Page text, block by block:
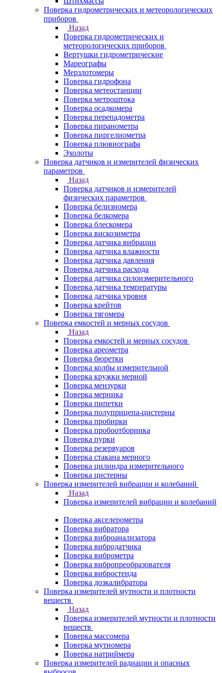
Поверка гидрометрических и метеорологических
приборов
Назад
Поверка гидрометрических и
метеорологических приборов
Вертушки гидрометрические
Мареографы
Мерзлотомеры
Поверка гидрофона
Поверка метеостанции
Поверка метроштока
Поверка осадкомера
Поверка перепадометра
Поверка пиранометра
Поверка пиргелиометра
Поверка плювиографа
Эхолоты
Поверка датчиков и измерителей физических
параметров
Назад
Поверка датчиков и измерителей
физических параметров
Поверка белизномера
Поверка белкомера
Поверка блескомера
Поверка вискозиметра
Поверка датчика вибрации
Поверка датчика влажности
Поверка датчика давления
Поверка датчика расхода
Поверка датчика силоизмерительного
Поверка датчика температуры
Поверка датчика уровня
Поверка крейтов
Поверка тягомера
Поверка емкостей и мерных сосудов
Назад
Поверка емкостей и мерных сосудов
Поверка ареометра
Поверка бюретки
Поверка колбы измерительной
Поверка кружки мерной
Поверка мензурки
Поверка мерника
Поверка пипетки
Поверка полуприцепа-цистерны
Поверка пробирки
Поверка пробоотборника
Поверка пурки
Поверка резервуаров
Поверка стакана мерного
Поверка цилиндра измерительного
Поверка цистерны
Поверка измерителей вибрации и колебаний
Назад
Поверка измерителей вибрации и колебаний
Поверка акселерометра
Поверка вибратора
Поверка виброанализатора
Поверка вибродатчика
Поверка виброметра
Поверка вибропреобразователя
Поверка вибростенда
Поверка дозкалибратора
Поверка измерителей мутности и плотности
веществ
Назад
Поверка измерителей мутности и плотности
веществ
Поверка массомера
Поверка мутномера
Поверка натриймера
Поверка измерителей радиации и опасных